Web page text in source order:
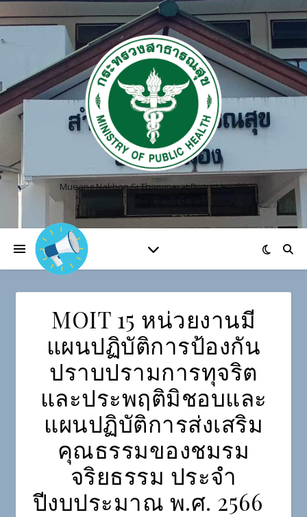
Mueang Nakhon Si Thammarat District Health
MOIT 15 หน่วยงานมี
แผนปฏิบัติการป้องกัน
ปราบปรามการทุจริต
และประพฤติมิชอบและ
แผนปฏิบัติการส่งเสริม
คุณธรรมของชมรม
จริยธรรม ประจำ
ปีงบประมาณ พ.ศ. 2566